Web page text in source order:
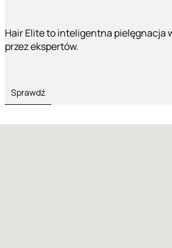
Hair Elite to inteligentna pielęgnacja
przez ekspertów.
Sprawdź